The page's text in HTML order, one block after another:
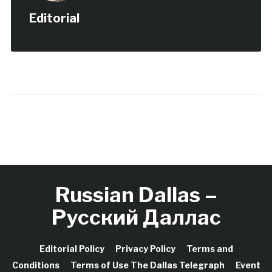
Editorial
Russian Dallas –
Русский Даллас
Editorial Policy Privacy Policy
Terms and
Conditions
Terms of Use The Dallas Telegraph Event